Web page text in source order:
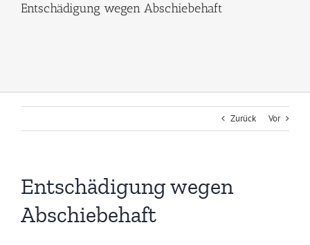
Entschädigung wegen Abschiebehaft
Zurück Vor
Entschädigung wegen
Abschiebehaft